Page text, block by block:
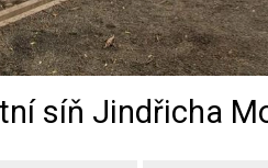
síň Jindřicha